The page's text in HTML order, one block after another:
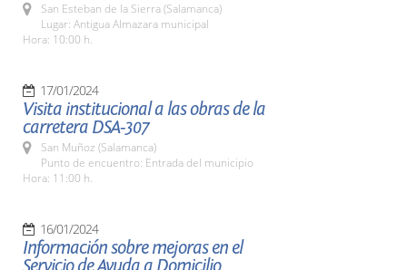
San Esteban de la Sierra (Salamanca)
Lugar: Antigua Almazara municipal
Hora: 10:00 h.
17/01/2024
Visita institucional a las obras de la
carretera DSA-307
San Muñoz (Salamanca)
Punto de encuentro: Entrada del municipio
Hora: 11:00 h.
16/01/2024
Información sobre mejoras en el